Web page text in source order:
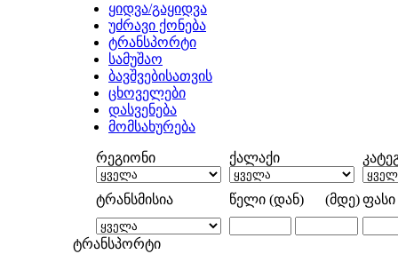
ყიდვა/გაყიდვა
უძრავი ქონება
ტრანსპორტი
სამუშაო
ბავშვებისათვის
ცხოველები
დასვენება
მომსახურება
რეგიონი ქალაქი
ტრანსმისია წელი (დან) (მდე) ფასი
ტრანსპორტი